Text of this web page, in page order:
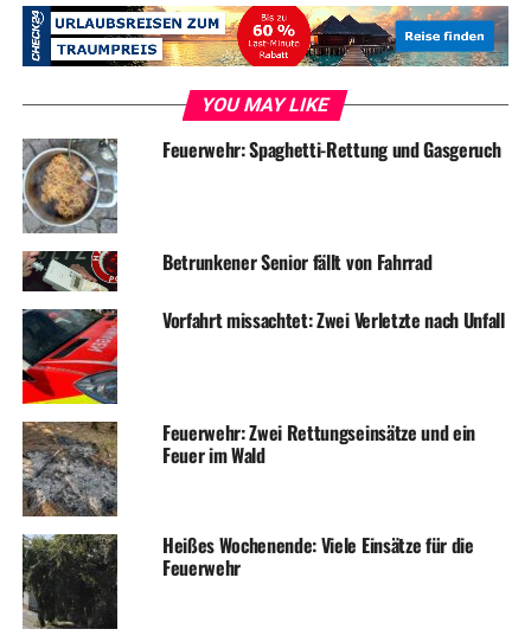
von Feuerwehr, Rettungsdienst und Polizei konnten
nach gut drei Stunden wieder den Heimweg antreten.
Foto: Feuerwehr
RELATED TOPICS: BLAULICHT FEUERWEHR NEWS
UP NEXT
Noch vor dem Sonntagsfrühstück: Feuerwehr wegen
piependem Rauchmelder im Einsatz
DON'T MISS
Doofe sorgen für zwei nächtliche Feuerwehr-Einsätze
YOU MAY LIKE
Feuerwehr: Spaghetti-Rettung und Gasgeruch
Betrunkener Senior fällt von Fahrrad
Vorfahrt missachtet: Zwei Verletzte nach Unfall
Feuerwehr: Zwei Rettungseinsätze und ein
Feuer im Wald
Heißes Wochenende: Viele Einsätze für die
Feuerwehr